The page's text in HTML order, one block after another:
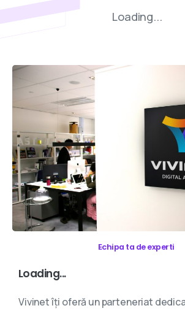
Loading...
Echipa ta de experti
Loading...
Vivinet îți oferă un parteneriat